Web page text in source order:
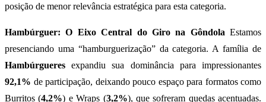
posição de menor relevância estratégica para esta categoria.
Hambúrguer: O Eixo Central do Giro na Gôndola Estamos
presenciando uma “hamburguerização” da categoria. A família de
Hambúrgueres expandiu sua dominância para impressionantes
92,1% de participação, deixando pouco espaço para formatos como
Burritos (4,2%) e Wraps (3,2%), que sofreram quedas acentuadas.